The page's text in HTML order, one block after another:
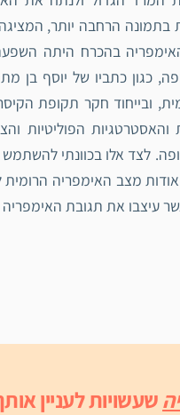
בתמונה הרחבה יותר,
בהכרח היתה
כגון כתביו של יוסף בן
ובייחוד חקר תקופת
והאסטרטגיות הפוליטיות
לצד אלו בכוונתי להשתמש
מצב האימפריה הרומית
עיצבו את תגובת האימפריה
שעשויות לעניין